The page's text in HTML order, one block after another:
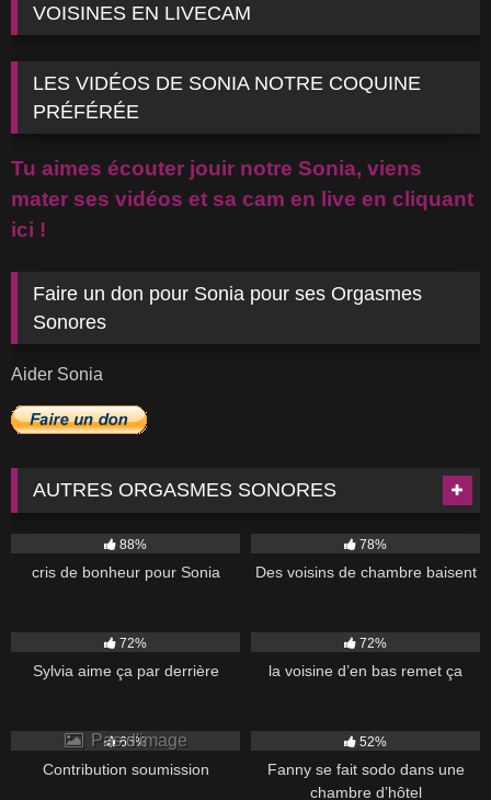
VOISINES EN LIVECAM
LES VIDÉOS DE SONIA NOTRE COQUINE
PRÉFÉRÉE
Tu aimes écouter jouir notre Sonia, viens
mater ses vidéos et sa cam en live en cliquant
ici !
Faire un don pour Sonia pour ses Orgasmes
Sonores
Aider Sonia
AUTRES ORGASMES SONORES
88%
cris de bonheur pour Sonia
78%
Des voisins de chambre baisent
72%
Sylvia aime ça par derrière
72%
la voisine d’en bas remet ça
Pas d'image
65%
Contribution soumission
52%
Fanny se fait sodo dans une
chambre d’hôtel